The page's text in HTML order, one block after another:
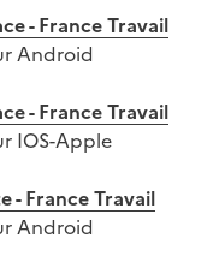
- France Travail
Android
- France Travail
IOS-Apple
- France Travail
Android